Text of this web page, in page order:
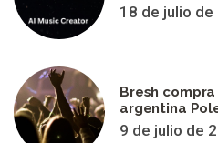
18 de julio de
Bresh
argentina
9 de julio de